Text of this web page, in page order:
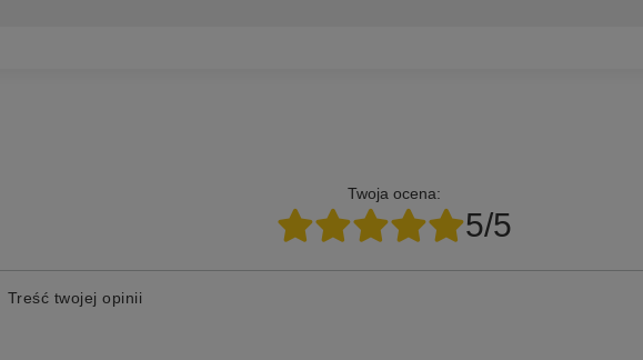
Twoja ocena:
5/5
Treść twojej opinii